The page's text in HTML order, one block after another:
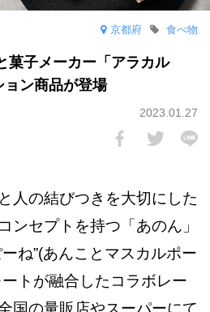
京都府 食べ物
菓子メーカー「アラカル
ョン商品が登場
2023.01.27
人の結びつきを大切にした
ンセプトを持つ「あのん」
ね”(あんことマスカルポー
トが融合したコラボレー
国の量販店やスーパーにて